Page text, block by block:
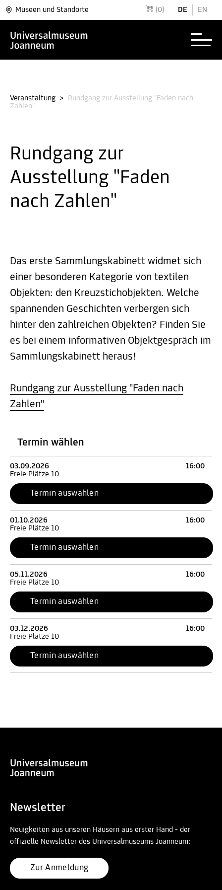
Museen und Standorte (0) DE EN
Veranstaltung >
Rundgang zur Ausstellung "Faden nach
Zahlen"
Rundgang zur
Ausstellung "Faden
nach Zahlen"
Das erste Sammlungskabinett widmet sich
einer besonderen Kategorie von textilen
Objekten: den Kreuzstichobjekten. Welche
spannenden Geschichten verbergen sich
hinter den zahlreichen Objekten? Finden Sie
es bei einem informativen Objektgespräch im
Sammlungskabinett heraus!
Rundgang zur Ausstellung "Faden nach
Zahlen"
Termin wählen
03.09.2026
16:00
Freie Plätze 10
Termin auswählen
01.10.2026
16:00
Freie Plätze 10
Termin auswählen
05.11.2026
16:00
Freie Plätze 10
Termin auswählen
03.12.2026
16:00
Freie Plätze 10
Termin auswählen
Newsletter
Neuigkeiten aus unseren Häusern aus erster Hand - der
offizielle Newsletter des Universalmuseums Joanneum:
Zur Anmeldung